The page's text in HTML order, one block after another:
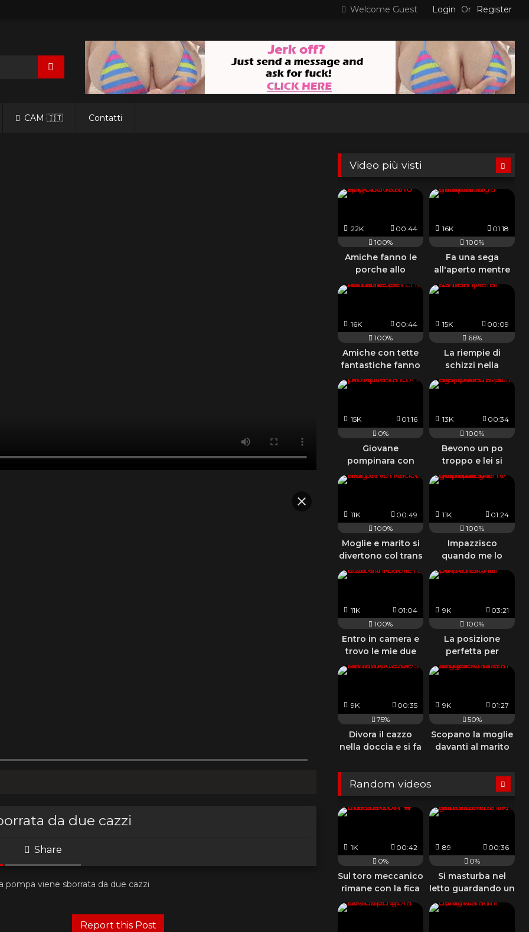
Welcome Guest Login Or
Register
CAM 🇮🇹 Contatti
da due cazzi
Share
pompa viene sborrata da due cazzi
Video più visti
22K
00:44
100%
Amiche fanno le
porche allo
specchio del
16K
01:18
100%
Fa una sega
all'aperto mentre
le amiche la
16K
00:44
100%
Amiche con tette
fantastiche fanno
le porche lesbiche
15K
00:09
66%
La riempie di
schizzi nella
doccia
15K
01:16
0%
Giovane
pompinara con
tette da urlo
13K
00:34
100%
Bevono un po
troppo e lei si
denuda davanti
11K
00:49
100%
Moglie e marito si
divertono col trans
11K
01:24
100%
Impazzisco
quando me lo
succhia
guardandomi con
11K
01:04
100%
Entro in camera e
trovo le mie due
amiche così
9K
03:21
100%
La posizione
perfetta per
prenderlo in culo
9K
00:35
75%
Divora il cazzo
nella doccia e si fa
9K
01:27
50%
Scopano la moglie
davanti al marito
Random videos
1K
00:42
0%
Sul toro meccanico
rimane con la fica
di fuori 🐂
89
00:36
0%
Si masturba nel
letto guardando un
suo video